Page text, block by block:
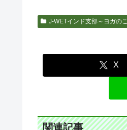
J-WETインド支部～ヨガの
X
関連記事